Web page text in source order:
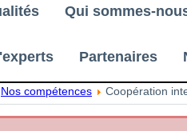
Qui sommes-
Partenaires
Nos compétences Coopération